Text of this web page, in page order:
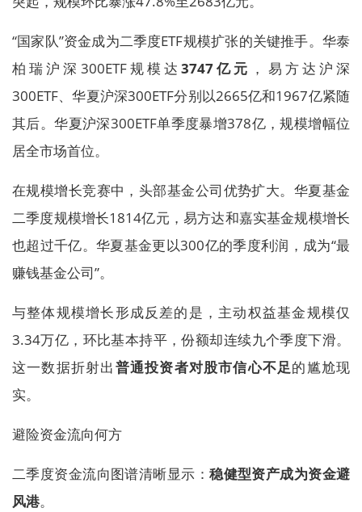
“国家队”资金成为二季度ETF规模扩张的关键推手。华泰
柏瑞沪深300ETF规模达 3747亿元 ，易方达沪深
300ETF、华夏沪深300ETF分别以2665亿和1967亿紧随
其后。华夏沪深300ETF单季度暴增378亿，规模增幅位
居全市场首位。
在规模增长竞赛中，头部基金公司优势扩大。华夏基金
二季度规模增长1814亿元，易方达和嘉实基金规模增长
也超过千亿。华夏基金更以300亿的季度利润，成为“最
赚钱基金公司”。
与整体规模增长形成反差的是，主动权益基金规模仅
3.34万亿，环比基本持平，份额却连续九个季度下滑。
这一数据折射出普通投资者对股市信心不足的尴尬现
实。
避险资金流向何方
二季度资金流向图谱清晰显示：稳健型资产成为资金避
风港。